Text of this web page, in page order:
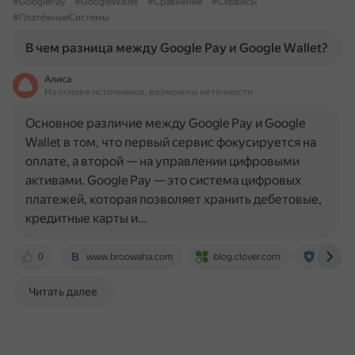
#ПлатёжныеСистемы
В чем разница между Google Pay и Google Wallet?
Алиса
На основе источников, возможны неточности
0 www.broowaha.com blog.clover.com
Основное различие между Google Pay и Google
Wallet в том, что первый сервис фокусируется на
оплате, а второй — на управлении цифровыми
активами. Google Pay — это система цифровых
платежей, которая позволяет хранить дебетовые,
кредитные карты и…
Читать далее